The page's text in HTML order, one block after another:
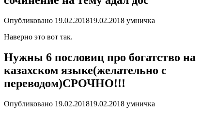
Опубликовано 19.02.201819.02.2018 умничка
Наверно это вот так.
Нужны 6 пословиц про богатство на
казахском языке(желательно с
переводом)СРОЧНО!!!
Опубликовано 19.02.201819.02.2018 умничка